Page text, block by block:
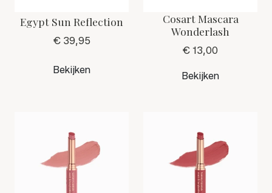
Egypt Sun Reflection
€ 39,95
Bekijken
Cosart Mascara
Wonderlash
€ 13,00
Bekijken